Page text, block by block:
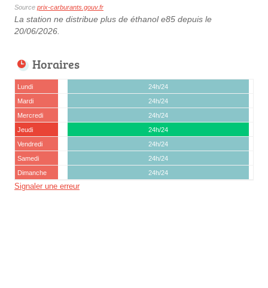
Source prix-carburants.gouv.fr
La station ne distribue plus de éthanol e85 depuis le
20/06/2026.
Horaires
Lundi
24h/24
Mardi
24h/24
Mercredi
24h/24
Jeudi
24h/24
Vendredi
24h/24
Samedi
24h/24
Dimanche
24h/24
Signaler une erreur